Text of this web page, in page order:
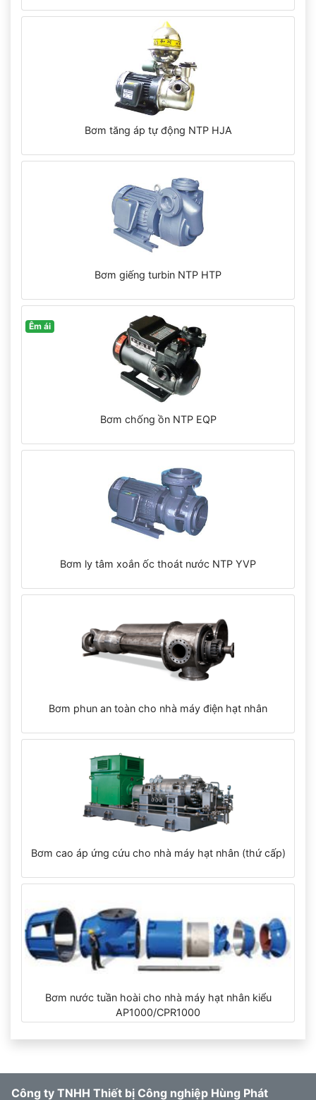
Bơm tăng áp tự động NTP HJA
Bơm giếng turbin NTP HTP
Êm ái
Bơm chống ồn NTP EQP
Bơm ly tâm xoắn ốc thoát nước NTP YVP
Bơm phun an toàn cho nhà máy điện hạt nhân
Bơm cao áp ứng cứu cho nhà máy hạt nhân (thứ cấp)
Bơm nước tuần hoài cho nhà máy hạt nhân kiểu
AP1000/CPR1000
Công ty TNHH Thiết bị Công nghiệp Hùng Phát